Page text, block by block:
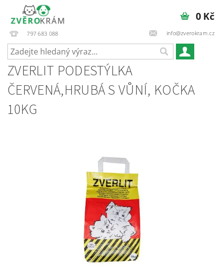
797 683 088 info@zverokram.cz
0 Kč
ZVERLIT PODESTÝLKA
ČERVENÁ,HRUBÁ S VŮNÍ, KOČKA
10KG